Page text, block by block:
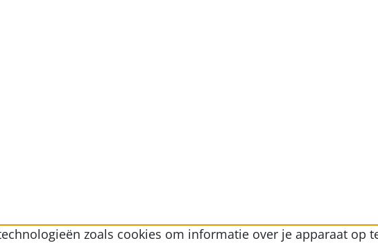
zoals cookies om informatie over je apparaat op